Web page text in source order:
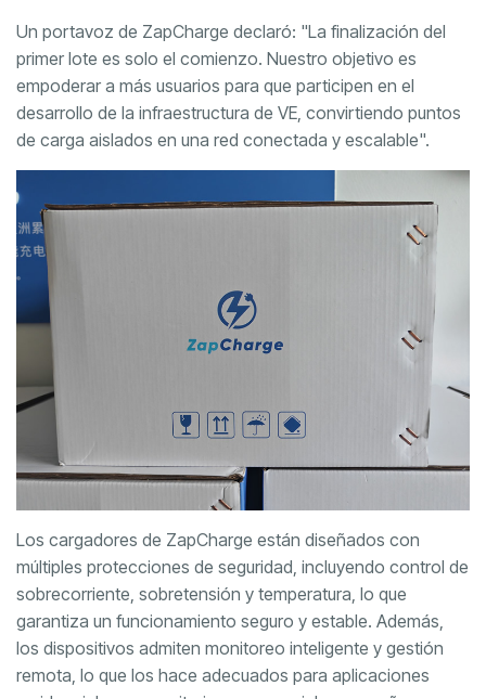
Un portavoz de ZapCharge declaró: "La finalización del
primer lote es solo el comienzo. Nuestro objetivo es
empoderar a más usuarios para que participen en el
desarrollo de la infraestructura de VE, convirtiendo puntos
de carga aislados en una red conectada y escalable".
Los cargadores de ZapCharge están diseñados con
múltiples protecciones de seguridad, incluyendo control de
sobrecorriente, sobretensión y temperatura, lo que
garantiza un funcionamiento seguro y estable. Además,
los dispositivos admiten monitoreo inteligente y gestión
remota, lo que los hace adecuados para aplicaciones